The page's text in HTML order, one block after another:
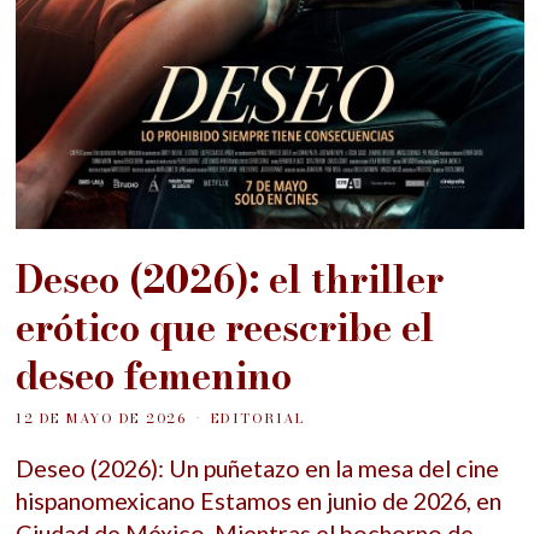
Deseo (2026): el thriller
erótico que reescribe el
deseo femenino
12 DE MAYO DE 2026 EDITORIAL
Deseo (2026): Un puñetazo en la mesa del cine
hispanomexicano Estamos en junio de 2026, en